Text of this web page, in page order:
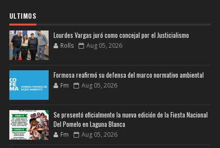
ULTIMOS
Lourdes Vargas juró como concejal por el Justicialismo
Rolls Aug 05, 2026
Formosa reafirmó su defensa del marco normativo ambiental
Fm Aug 05, 2026
Se presentó oficialmente la nueva edición de la Fiesta Nacional
Del Pomelo en Laguna Blanca
Fm Aug 05, 2026